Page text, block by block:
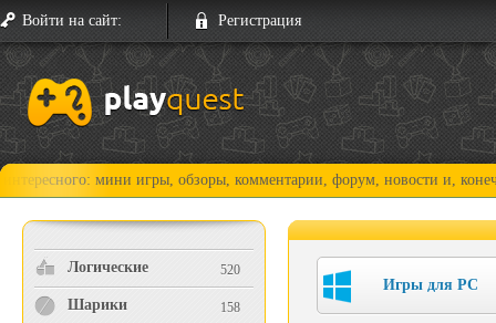
Войти на сайт: Регистрация
мини игры, обзоры, комментарии, форум, новости и, конечно,
Логические 520
Шарики 158
Игры для PC